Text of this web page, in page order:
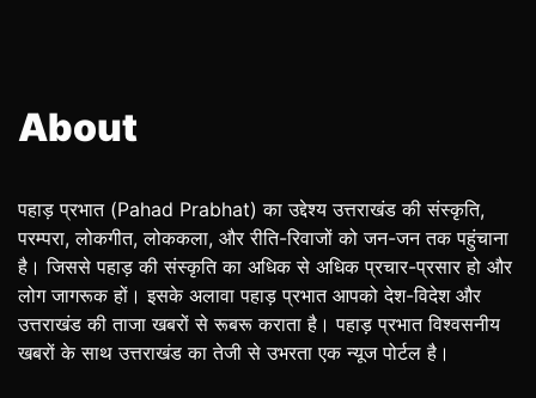
About
पहाड़ प्रभात (Pahad Prabhat) का उद्देश्य उत्तराखंड की संस्कृति,
परम्परा, लोकगीत, लोककला, और रीति-रिवाजों को जन-जन तक पहुंचाना
है। जिससे पहाड़ की संस्कृति का अधिक से अधिक प्रचार-प्रसार हो और
लोग जागरूक हों। इसके अलावा पहाड़ प्रभात आपको देश-विदेश और
उत्तराखंड की ताजा खबरों से रूबरू कराता है। पहाड़ प्रभात विश्वसनीय
खबरों के साथ उत्तराखंड का तेजी से उभरता एक न्यूज पोर्टल है।